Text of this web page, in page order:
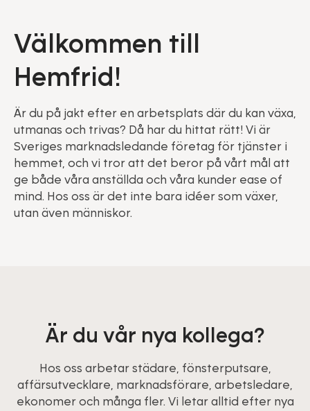
Välkommen till
Hemfrid!
Är du på jakt efter en arbetsplats där du kan växa,
utmanas och trivas? Då har du hittat rätt! Vi är
Sveriges marknadsledande företag för tjänster i
hemmet, och vi tror att det beror på vårt mål att
ge både våra anställda och våra kunder ease of
mind. Hos oss är det inte bara idéer som växer,
utan även människor.
Är du vår nya kollega?
Hos oss arbetar städare, fönsterputsare,
affärsutvecklare, marknadsförare, arbetsledare,
ekonomer och många fler. Vi letar alltid efter nya